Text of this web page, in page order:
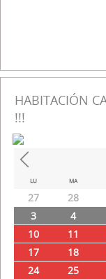
HABITACIÓN
!!!
PrevLU MA
27 28
3
4
10
11
17
18
24
25